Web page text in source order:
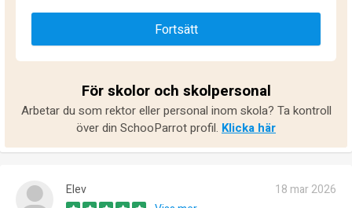
Fortsätt
För skolor och skolpersonal
Arbetar du som rektor eller personal inom skola? Ta kontroll
över din SchooParrot profil. Klicka här
Elev
18 mar 2026